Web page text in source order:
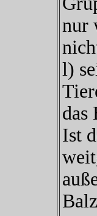
nur
l)
das
Ist